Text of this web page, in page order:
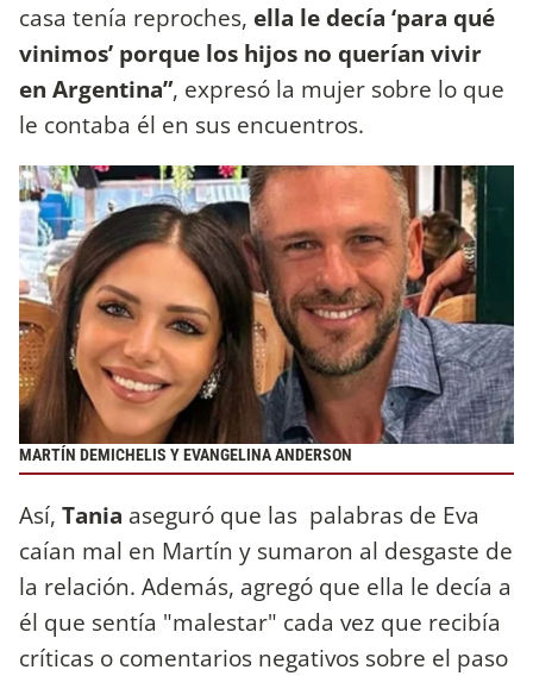
casa tenía reproches, ella le decía ‘para qué
vinimos’ porque los hijos no querían vivir
en Argentina”, expresó la mujer sobre lo que
le contaba él en sus encuentros.
MARTÍN DEMICHELIS Y EVANGELINA ANDERSON
Así, Tania aseguró que las palabras de Eva
caían mal en Martín y sumaron al desgaste de
la relación. Además, agregó que ella le decía a
él que sentía "malestar" cada vez que recibía
críticas o comentarios negativos sobre el paso